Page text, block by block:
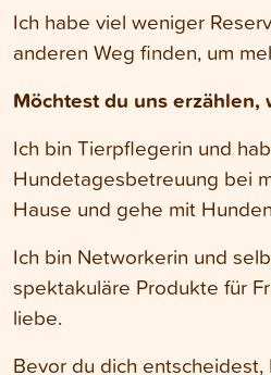
Ich habe viel weniger
anderen Weg finden, um
Möchtest du uns erzählen,
Ich bin Tierpflegerin und
Hundetagesbetreuung bei
Hause und gehe mit
Ich bin Networkerin und
spektakuläre Produkte für
liebe.
Bevor du dich